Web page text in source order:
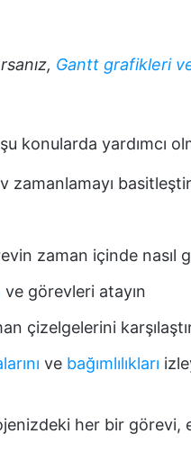
Gantt grafikleri
konularda yardımcı
zamanlamayı
zaman içinde nasıl
ve görevleri atayın
çizelgelerini
ve bağımlılıkları
her bir görevi,